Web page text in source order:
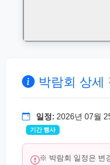
박람회 상세
일정: 2026년 07월
기간 행사
※ 박람회 일정은 변